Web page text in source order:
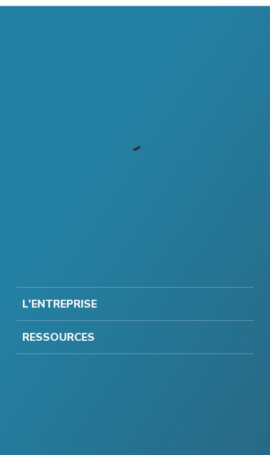
L'ENTREPRISE
RESSOURCES